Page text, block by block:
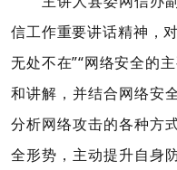
信工作重要讲话精神，
无处不在”“网络安全的
和讲解，并结合网络安
分析网络攻击的各种方
全形势，主动提升自身